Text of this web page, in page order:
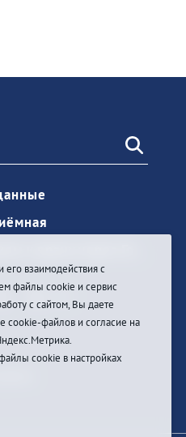
взаимодействия с
файлы cookie и сервис
с сайтом, Вы даете
cookie-файлов и согласие на
cookie в настройках